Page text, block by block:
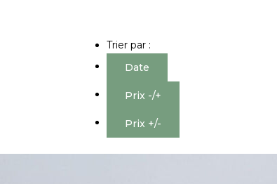
Trier par :
Date
Prix -/+
Prix +/-